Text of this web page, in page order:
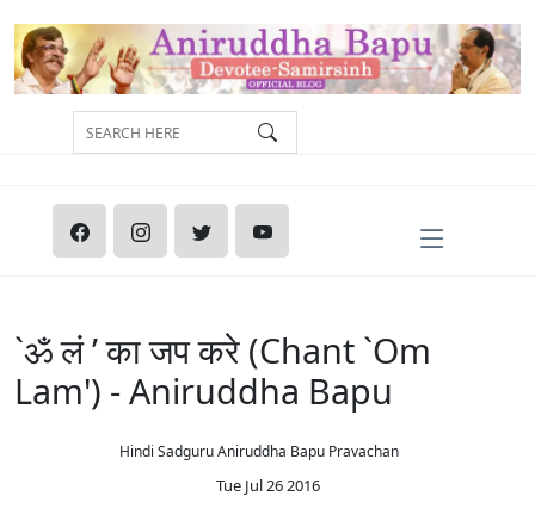
`ॐ लं ’ का जप करे (Chant `Om
Lam') - Aniruddha Bapu
Hindi Sadguru Aniruddha Bapu Pravachan
Tue Jul 26 2016